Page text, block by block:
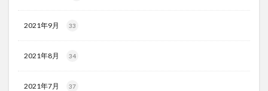
2021年9月 33
2021年8月 34
2021年7月 37